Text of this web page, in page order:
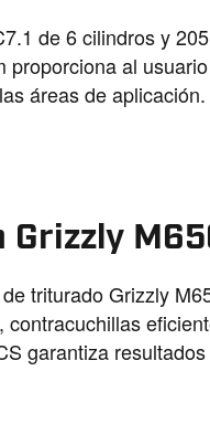
de 6 cilindros y
proporciona al
áreas de aplicación.
triturado Grizzly
contracuchillas
garantiza